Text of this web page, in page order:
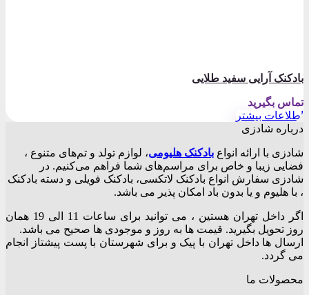
بادکنک آرایی سفید طلایی
تماس بگیرید
اطلاعات بیشتر
درباره شادزی
شادزی با ارائه انواع بادکنک‌ هلیومی، لوازم تولد و تم‌های متنوع ،
فضایی زیبا و خاص برای مراسم‌های شما فراهم می‌کنیم. در
شادزی سفارش انواع بادکنک لاتکسی، بادکنک فویلی و دسته بادکنک
، با هلیوم و یا بدون باد امکان پذیر می باشد.
اگر داخل تهران هستین ، می توانید برای ساعات 11 الی 19 همان
روز تحویل بگیرید. قیمت ها به روز و موجودی ها صحیح می باشد.
ارسال ها داخل تهران با پیک و برای شهرستان با پست پیشتاز انجام
می گردد.
محصولات ما